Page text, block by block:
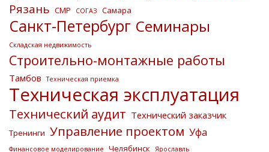
Рязань СМР СОГАЗ Самара
Санкт-Петербург Семинары
Складская недвижимость
Строительно-монтажные работы
Тамбов Техническая приемка
Техническая эксплуатация
Технический аудит Технический заказчик
Тренинги Управление проектом Уфа
Финансовое моделирование Челябинск Ярославль